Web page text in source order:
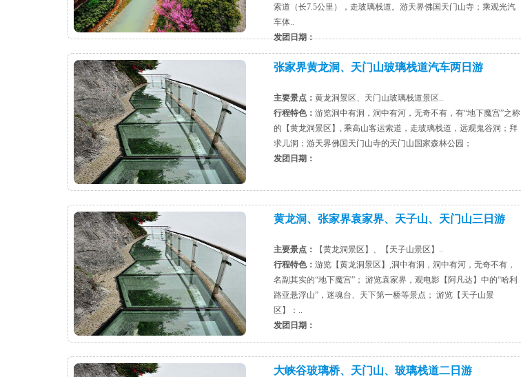
索道（长7.5公里），走玻璃栈道。游天界佛国天门山寺；乘观光汽
车体..
发团日期：
张家界黄龙洞、天门山玻璃栈道汽车两日游
主要景点： 黄龙洞景区、天门山玻璃栈道景区..
行程特色： 游览洞中有洞，洞中有河，无奇不有，有“地下魔宫”之称
的【黄龙洞景区】, 乘高山客运索道，走玻璃栈道，远观鬼谷洞；拜
求儿洞；游天界佛国天门山寺的天门山国家森林公园；
发团日期：
黄龙洞、张家界袁家界、天子山、天门山三日游
主要景点：
【黄龙洞景区】、【天子山景区】..
行程特色： 游览【黄龙洞景区】,洞中有洞，洞中有河，无奇不有，
名副其实的“地下魔宫”； 游览袁家界，观电影【阿凡达】中的“哈利
路亚悬浮山”，迷魂台、天下第一桥等景点； 游览【天子山景
区】：..
发团日期：
大峡谷玻璃桥、天门山、玻璃栈道二日游